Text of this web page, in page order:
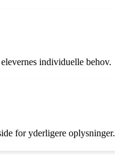
individuelle behov.
for yderligere oplysninger.